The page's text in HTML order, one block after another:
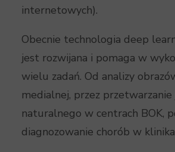
internetowych).
Obecnie technologia deep
jest rozwijana i pomaga w
wielu zadań. Od analizy
medialnej, przez przetwarzanie
naturalnego w centrach BOK,
diagnozowanie chorób w